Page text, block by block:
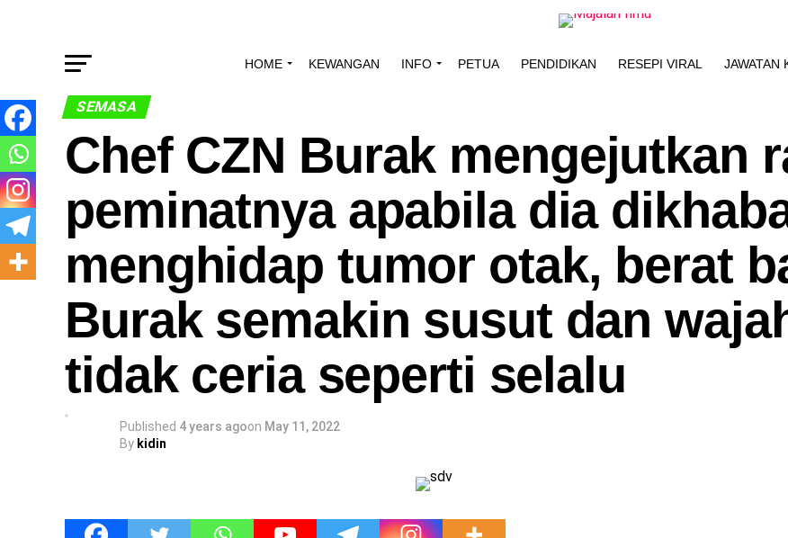
HOME KEWANGAN INFO PETUA PENDIDIKAN RESEPI VIRAL JAWATAN
SEMASA
Chef CZN Burak mengejutkan
peminatnya apabila dia
menghidap tumor otak, berat
Burak semakin susut dan
tidak ceria seperti selalu
Published 4 years agoon May 11, 2022
By kidin